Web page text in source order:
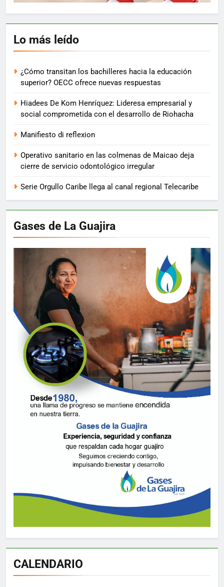
Lo más leído
¿Cómo transitan los bachilleres hacia la educación
superior? OECC ofrece nuevas respuestas
Hiadees De Kom Henríquez: Lideresa empresarial y
social comprometida con el desarrollo de Riohacha
Manifiesto di reflexion
Operativo sanitario en las colmenas de Maicao deja
cierre de servicio odontológico irregular
Serie Orgullo Caribe llega al canal regional Telecaribe
Gases de La Guajira
CALENDARIO